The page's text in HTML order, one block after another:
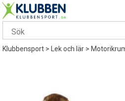
Klubbensport> Lek och lär>